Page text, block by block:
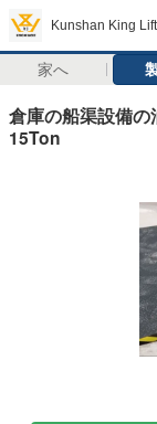
Kunshan King
家へ
倉庫の船渠設備の
15Ton